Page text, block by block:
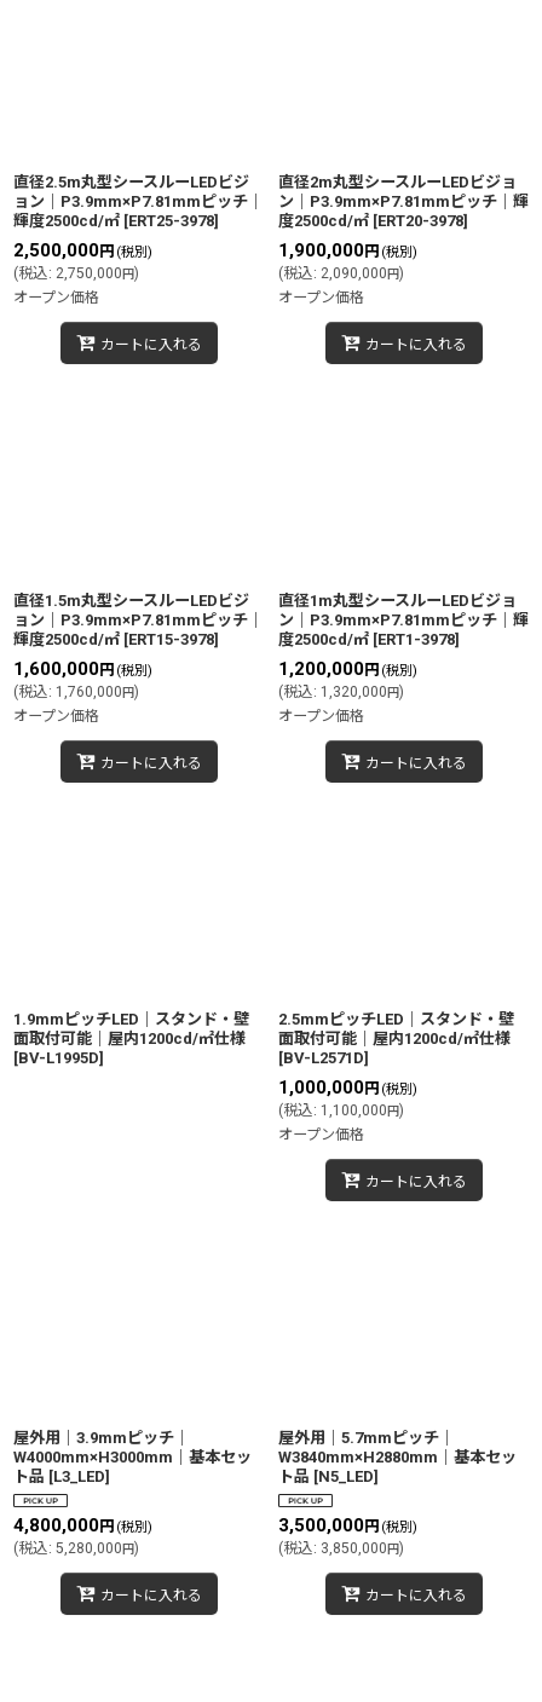
直径2.5m丸型シースルーLEDビジ
ョン｜P3.9mm×P7.81mmピッチ｜
輝度2500cd/㎡ [ERT25-3978]
2,500,000円 (税別)
(税込: 2,750,000円)
オープン価格
カートに入れる
直径2m丸型シースルーLEDビジョ
ン｜P3.9mm×P7.81mmピッチ｜輝
度2500cd/㎡ [ERT20-3978]
1,900,000円 (税別)
(税込: 2,090,000円)
オープン価格
カートに入れる
直径1.5m丸型シースルーLEDビジ
ョン｜P3.9mm×P7.81mmピッチ｜
輝度2500cd/㎡ [ERT15-3978]
1,600,000円 (税別)
(税込: 1,760,000円)
オープン価格
カートに入れる
直径1m丸型シースルーLEDビジョ
ン｜P3.9mm×P7.81mmピッチ｜輝
度2500cd/㎡ [ERT1-3978]
1,200,000円 (税別)
(税込: 1,320,000円)
オープン価格
カートに入れる
1.9mmピッチLED｜スタンド・壁
面取付可能｜屋内1200cd/㎡仕様
[BV-L1995D]
2.5mmピッチLED｜スタンド・壁
面取付可能｜屋内1200cd/㎡仕様
[BV-L2571D]
1,000,000円 (税別)
(税込: 1,100,000円)
オープン価格
カートに入れる
屋外用｜3.9mmピッチ｜
W4000mm×H3000mm｜基本セッ
ト品 [L3_LED]
4,800,000円 (税別)
(税込: 5,280,000円)
カートに入れる
屋外用｜5.7mmピッチ｜
W3840mm×H2880mm｜基本セッ
ト品 [N5_LED]
3,500,000円 (税別)
(税込: 3,850,000円)
カートに入れる